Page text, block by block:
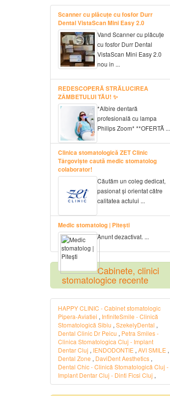
Scanner cu plăcuțe cu fosfor Durr
Dental VistaScan Mini Easy 2.0
Vand Scanner cu plăcuțe
cu fosfor Durr Dental
VistaScan Mini Easy 2.0
nou in ...
REDESCOPERĂ STRĂLUCIREA
ZÂMBETULUI TĂU! ✨
*Albire dentară
profesională cu lampa
Philips Zoom* **OFERTĂ ...
Clinica stomatologică ZET Clinic
Târgoviște caută medic stomatolog
colaborator!
Căutăm un coleg dedicat,
pasionat și orientat către
calitatea actului ...
Medic stomatolog | Pitești
Anunt dezactivat. ...
Cabinete, clinici
stomatologice recente
HAPPY CLINIC - Cabinet stomatologic
Pipera-Aviatiei , InfiniteSmile - Clinică
Stomatologică Sibiu , SzekelyDental ,
Dental Clinic Dr Peicu , Petra Smiles -
Clinica Stomatologica Cluj - Implant
Dentar Cluj , IENDODONTIE , AVI SMILE ,
Dental Zone , DaviDent Aesthetics ,
Dental Chic - Clinică Stomatologică Cluj -
Implant Dentar Cluj - Dinti Ficsi Cluj ,